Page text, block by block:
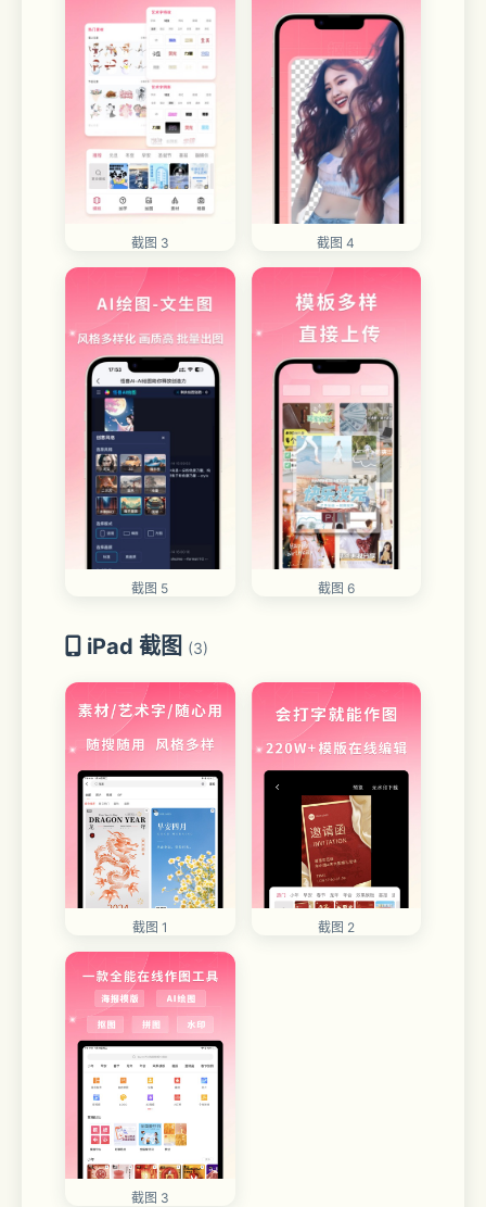
截图 3 截图 4
截图 5 截图 6
iPad 截图 (3)
截图 1 截图 2
截图 3